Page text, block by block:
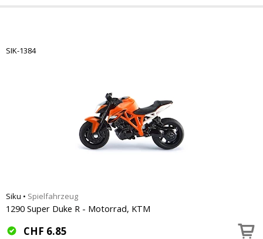
SIK-1384
Siku • Spielfahrzeug
1290 Super Duke R - Motorrad, KTM
CHF 6.85